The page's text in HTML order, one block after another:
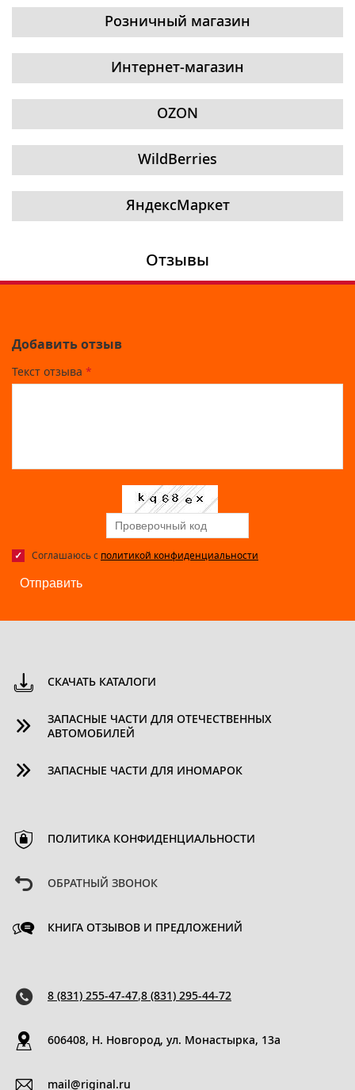
Розничный магазин
Интернет-магазин
OZON
WildBerries
ЯндексМаркет
Отзывы
Добавить отзыв
Текст отзыва *
Соглашаюсь с политикой конфиденциальности
Отправить
СКАЧАТЬ КАТАЛОГИ
ЗАПАСНЫЕ ЧАСТИ ДЛЯ ОТЕЧЕСТВЕННЫХ
АВТОМОБИЛЕЙ
ЗАПАСНЫЕ ЧАСТИ ДЛЯ ИНОМАРОК
ПОЛИТИКА КОНФИДЕНЦИАЛЬНОСТИ
ОБРАТНЫЙ ЗВОНОК
КНИГА ОТЗЫВОВ И ПРЕДЛОЖЕНИЙ
8 (831) 255-47-47,8 (831) 295-44-72
606408, Н. Новгород, ул. Монастырка, 13a
mail@riginal.ru